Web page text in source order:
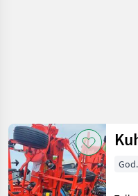
Kategorija 3
TRENUTNA
Prikaži